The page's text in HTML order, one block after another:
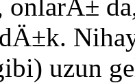
onlarÄ±
uzun